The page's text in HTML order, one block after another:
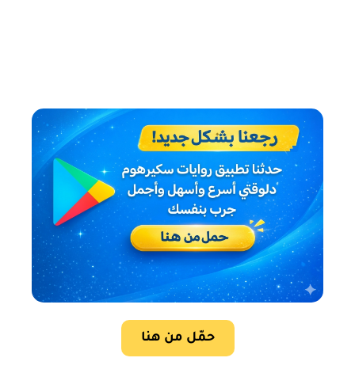
حمّل من هنا